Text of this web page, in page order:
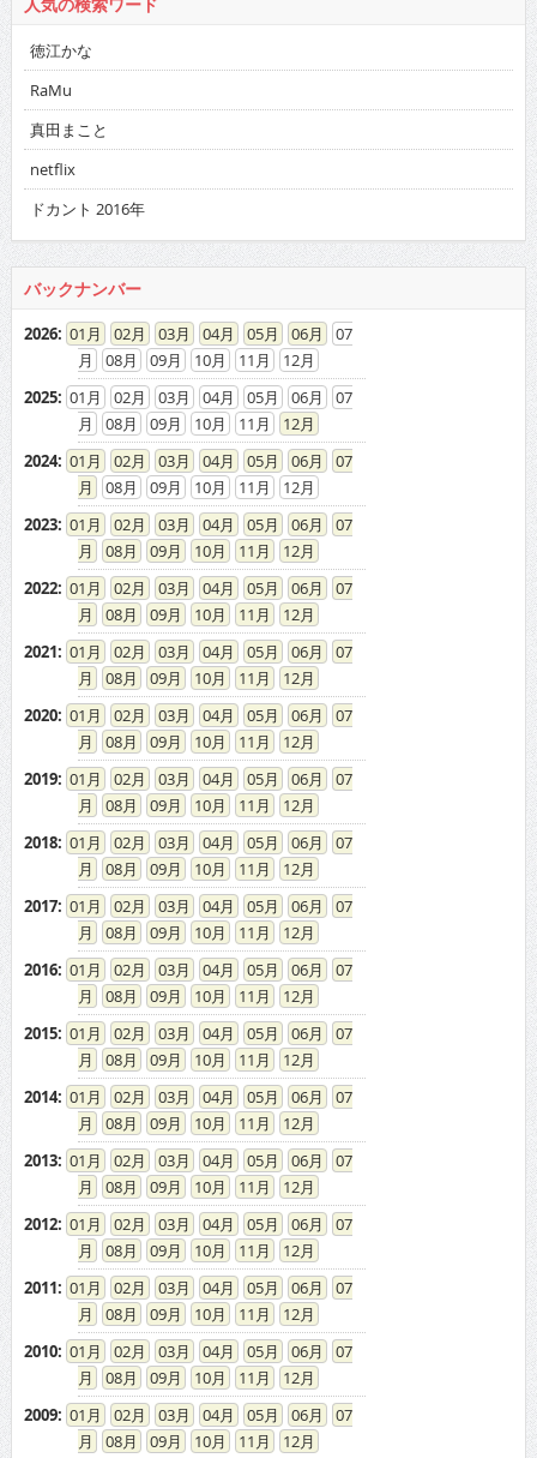
人気の検索ワード
徳江かな
RaMu
真田まこと
netflix
ドカント 2016年
バックナンバー
2026: 01 02 03 04 05 06
07
08
09 10 11
12
2025: 01 02 03 04 05 06
07
08
09 10 11
12
2024: 01 02 03 04 05 06
07
08
09 10 11
12
2023: 01 02 03 04 05 06
07
08
09 10 11
12
2022: 01 02 03 04 05 06
07
08
09 10 11
12
2021: 01 02 03 04 05 06
07
08
09 10 11
12
2020: 01 02 03 04 05 06
07
08
09 10 11
12
2019: 01 02 03 04 05 06
07
08
09 10 11
12
2018: 01 02 03 04 05 06
07
08
09 10 11
12
2017: 01 02 03 04 05 06
07
08
09 10 11
12
2016: 01 02 03 04 05 06
07
08
09 10 11
12
2015: 01 02 03 04 05 06
07
08
09 10 11
12
2014: 01 02 03 04 05 06
07
08
09 10 11
12
2013: 01 02 03 04 05 06
07
08
09 10 11
12
2012: 01 02 03 04 05 06
07
08
09 10 11
12
2011: 01 02 03 04 05 06
07
08
09 10 11
12
2010: 01 02 03 04 05 06
07
08
09 10 11
12
2009: 01 02 03 04 05 06
07
08
09 10 11
12